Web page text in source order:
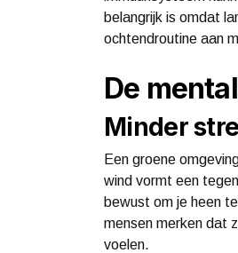
belangrijk is omdat
ochtendroutine aan
De
Minder
Een groene
wind vormt een
bewust om je heen
mensen merken dat
voelen.